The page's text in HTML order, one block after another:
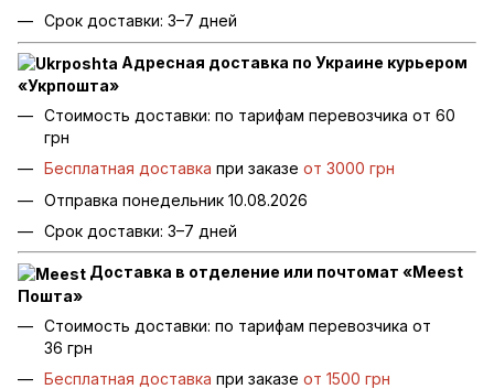
Срок доставки: 3–7 дней
Адресная доставка по Украине курьером
«Укрпошта»
Стоимость доставки: по тарифам перевозчика от 60
грн
Бесплатная доставка при заказе от 3000 грн
Отправка понедельник 10.08.2026
Срок доставки: 3–7 дней
Доставка в отделение или почтомат «Meest
Пошта»
Стоимость доставки: по тарифам перевозчика от
36 грн
Бесплатная доставка при заказе от 1500 грн